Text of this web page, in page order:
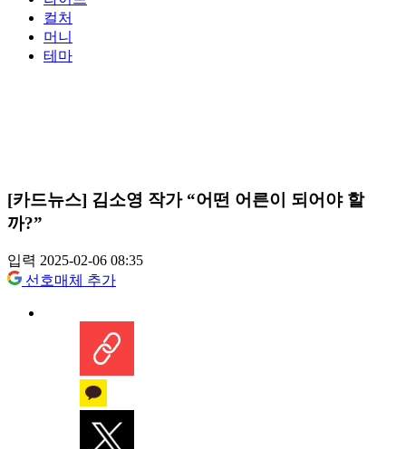
컬처
머니
테마
[카드뉴스] 김소영 작가 “어떤 어른이 되어야 할
까?”
입력 2025-02-06 08:35
선호매체 추가